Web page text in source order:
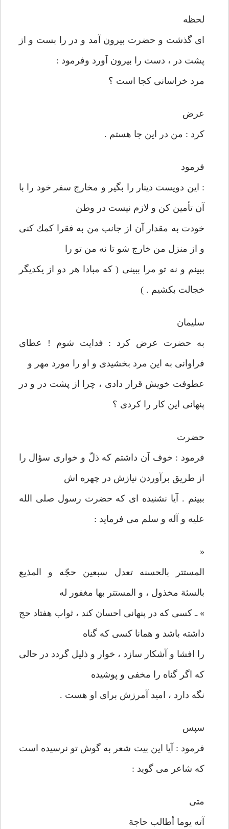
لحظه
ای گذشت و حضرت بيرون آمد و در را بست و از
پشت در ، دست را بيرون آورد وفرمود :
مرد خراسانی كجا است ؟
عرض
كرد : من در اين جا هستم .
فرمود
: اين دويست دينار را بگير و مخارج سفر خود را با
آن تأمين كن و لازم نيست در وطن
خودت به مقدار آن از جانب من به فقرا كمك كنی
و از منزل من خارج شو تا نه من تو را
ببينم و نه تو مرا ببينی ( كه مبادا هر دو از يكديگر
خجالت بكشيم . )
سليمان
به حضرت عرض كرد : فدايت شوم ! عطای
فراوانی به اين مرد بخشيدی و او را مورد مهر و
عطوفت خويش قرار دادی ، چرا از پشت در و در
پنهانی اين كار را كردی ؟
حضرت
فرمود : خوف آن داشتم كه ذلّ و خواری سؤال را
از طريق برآوردن نيازش در چهره اش
ببينم . آيا نشنيده ای كه حضرت رسول صلی الله
عليه و آله و سلم می فرمايد :
«
المستتر بالحسنه تعدل سبعين حجّه و المذيع
بالسئة مخذول ، و المستتر بها مغفور له
» ـ كسی كه در پنهانی احسان كند ، ثواب هفتاد حج
داشته باشد و همانا كسی كه گناه
را افشا و آشكار سازد ، خوار و ذليل گردد در حالی
كه اگر گناه را مخفی و پوشيده
نگه دارد ، اميد آمرزش برای او هست .
سپس
فرمود : آيا اين بيت شعر به گوش تو نرسيده است
كه شاعر می گويد :
متی
آته يوما أطالب حاجة